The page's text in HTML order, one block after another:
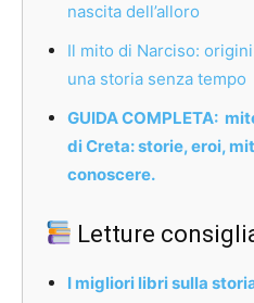
nascita dell’alloro
Il mito di Narciso:
una storia senza tempo
GUIDA COMPLETA:
di Creta: storie, eroi,
conoscere.
Letture
I migliori libri sulla